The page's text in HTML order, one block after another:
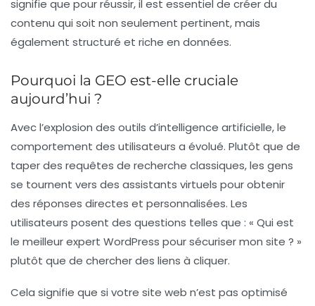
signifie que pour réussir, il est essentiel de créer du
contenu qui soit non seulement pertinent, mais
également structuré et riche en données.
Pourquoi la GEO est-elle cruciale
aujourd’hui ?
Avec l’explosion des outils d’intelligence artificielle, le
comportement des utilisateurs a évolué. Plutôt que de
taper des requêtes de recherche classiques, les gens
se tournent vers des assistants virtuels pour obtenir
des réponses directes et personnalisées. Les
utilisateurs posent des questions telles que : « Qui est
le meilleur expert WordPress pour sécuriser mon site ? »
plutôt que de chercher des liens à cliquer.
Cela signifie que si votre site web n’est pas optimisé